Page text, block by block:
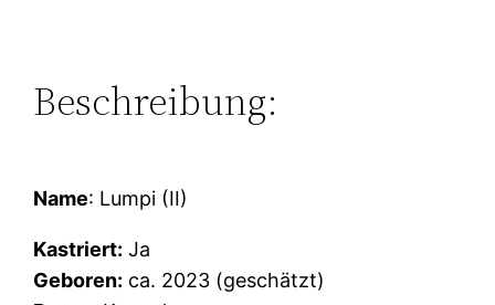
Beschreibung:
Name: Lumpi (II)
Kastriert: Ja
Geboren: ca. 2023 (geschätzt)